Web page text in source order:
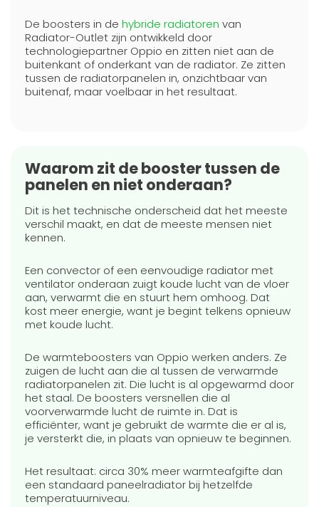
De boosters in de hybride radiatoren van
Radiator-Outlet zijn ontwikkeld door
technologiepartner Oppio en zitten niet aan de
buitenkant of onderkant van de radiator. Ze zitten
tussen de radiatorpanelen in, onzichtbaar van
buitenaf, maar voelbaar in het resultaat.
Waarom zit de booster tussen de
panelen en niet onderaan?
Dit is het technische onderscheid dat het meeste
verschil maakt, en dat de meeste mensen niet
kennen.
Een convector of een eenvoudige radiator met
ventilator onderaan zuigt koude lucht van de vloer
aan, verwarmt die en stuurt hem omhoog. Dat
kost meer energie, want je begint telkens opnieuw
met koude lucht.
De warmteboosters van Oppio werken anders. Ze
zuigen de lucht aan die al tussen de verwarmde
radiatorpanelen zit. Die lucht is al opgewarmd door
het staal. De boosters versnellen die al
voorverwarmde lucht de ruimte in. Dat is
efficiënter, want je gebruikt de warmte die er al is,
je versterkt die, in plaats van opnieuw te beginnen.
Het resultaat: circa 30% meer warmteafgifte dan
een standaard paneelradiator bij hetzelfde
temperatuurniveau.